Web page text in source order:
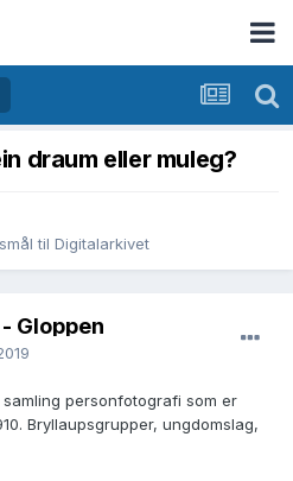
draum eller muleg?
til Digitalarkivet
Gloppen
personfotografi som er
Bryllaupsgrupper, ungdomslag,